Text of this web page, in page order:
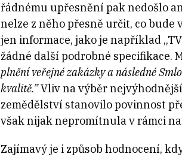
řádnému upřesnění pak nedošlo
nelze z něho přesně určit, co
jen informace, jako je například
žádné další podrobné specifikace.
plnění veřejné zakázky a následné
kvalitě.”Vliv na výběr
zemědělství stanovilo povinnost
však nijak nepromítnula v rámci
Zajímavý je i způsob hodnocení,